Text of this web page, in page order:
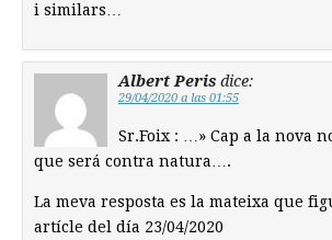
i similars…
Albert Peris dice:
29/04/2020 a las 01:55
Sr.Foix : …» Cap a la nova
que será contra natura….
La meva resposta es la mateixa que
artícle del día 23/04/2020